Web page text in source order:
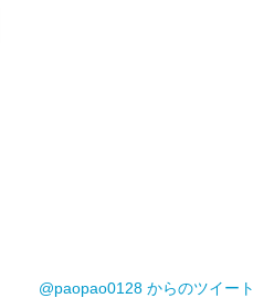
@paopao0128 からのツイート